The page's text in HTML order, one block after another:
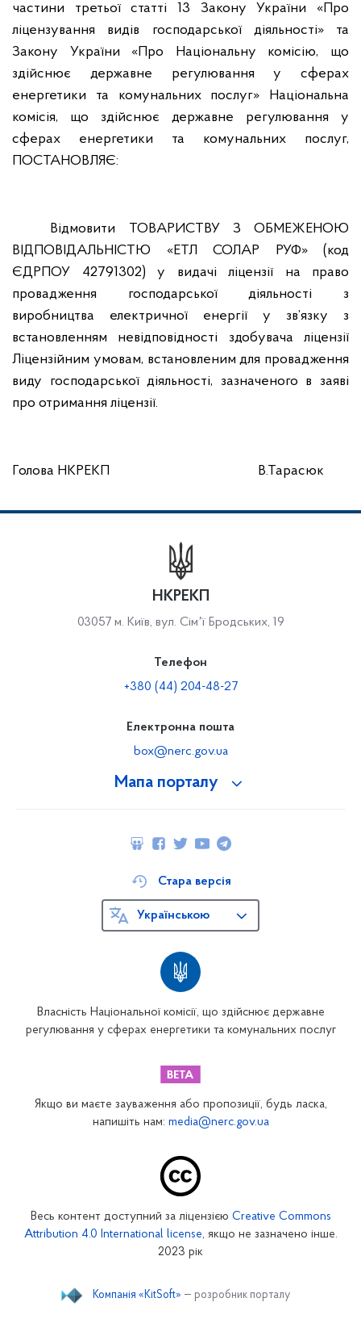
частини третьої статті 13 Закону України «Про
ліцензування видів господарської діяльності» та
Закону України «Про Національну комісію, що
здійснює державне регулювання у сферах
енергетики та комунальних послуг» Національна
комісія, що здійснює державне регулювання у
сферах енергетики та комунальних послуг,
ПОСТАНОВЛЯЄ:
Відмовити ТОВАРИСТВУ З ОБМЕЖЕНОЮ
ВІДПОВІДАЛЬНІСТЮ «ЕТЛ СОЛАР РУФ» (код
ЄДРПОУ 42791302) у видачі ліцензії на право
провадження господарської діяльності з
виробництва електричної енергії у зв’язку з
встановленням невідповідності здобувача ліцензії
Ліцензійним умовам, встановленим для провадження
виду господарської діяльності, зазначеного в заяві
про отримання ліцензії.
Голова НКРЕКП В.Тарасюк
Мапа порталу
НКРЕКП
03057 м. Київ, вул. Сімʼї Бродських, 19
Телефон
+380 (44) 204-48-27
Електронна пошта
box@nerc.gov.ua
Власність Національної комісії, що здійснює державне
регулювання у сферах енергетики та комунальних послуг
Стара версія
Українською
Якщо ви маєте зауваження або пропозиції, будь ласка,
напишіть нам: media@nerc.gov.ua
Весь контент доступний за ліцензією Creative Commons
Attribution 4.0 International license, якщо не зазначено інше.
2023 рік
Компанія «KitSoft» — розробник порталу